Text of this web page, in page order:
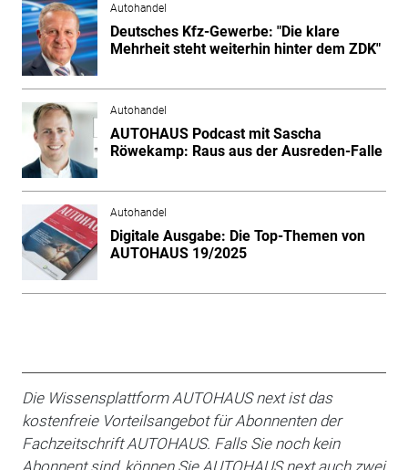
Autohandel
Deutsches Kfz-Gewerbe: "Die klare
Mehrheit steht weiterhin hinter dem ZDK"
Autohandel
AUTOHAUS Podcast mit Sascha
Röwekamp: Raus aus der Ausreden-Falle
Autohandel
Digitale Ausgabe: Die Top-Themen von
AUTOHAUS 19/2025
Die Wissensplattform AUTOHAUS next ist das
kostenfreie Vorteilsangebot für Abonnenten der
Fachzeitschrift AUTOHAUS. Falls Sie noch kein
Abonnent sind, können Sie AUTOHAUS next auch zwei